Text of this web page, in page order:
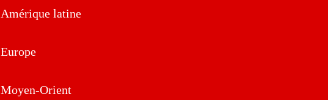
Amérique latine
Europe
Moyen-Orient